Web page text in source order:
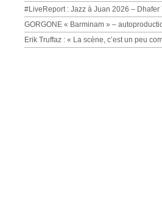
#LiveReport : Jazz à Juan 2026 –
GORGONE « Barminam » –
Erik Truffaz : « La scène, c’est un peu